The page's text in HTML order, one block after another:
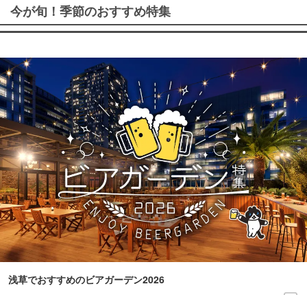
今が旬！季節のおすすめ特集
浅草でおすすめのビアガーデン2026